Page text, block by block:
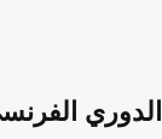
الدوري